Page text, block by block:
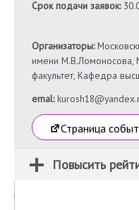
Срок подачи заявок:
Организаторы:
имени М.В.Ломоносова,
факультет, Кафедра
emal:
Страница
Повысить